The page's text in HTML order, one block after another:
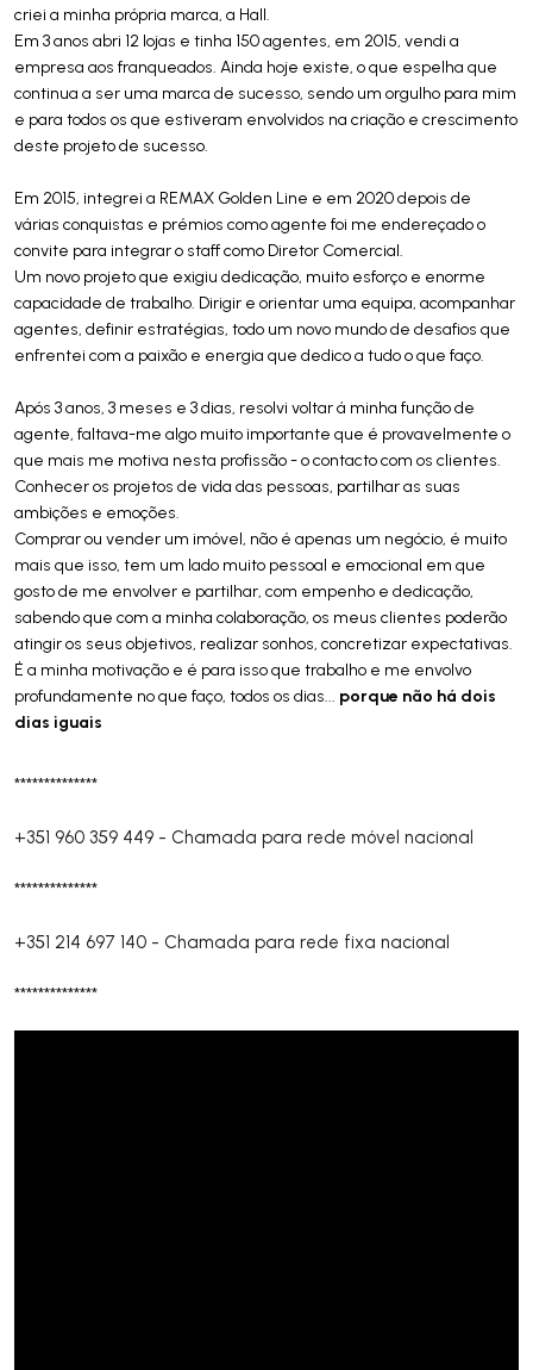
criei a minha própria marca, a Hall.
Em 3 anos abri 12 lojas e tinha 150 agentes, em 2015, vendi a
empresa aos franqueados. Ainda hoje existe, o que espelha que
continua a ser uma marca de sucesso, sendo um orgulho para mim
e para todos os que estiveram envolvidos na criação e crescimento
deste projeto de sucesso.
Em 2015, integrei a REMAX Golden Line e em 2020 depois de
várias conquistas e prémios como agente foi me endereçado o
convite para integrar o staff como Diretor Comercial.
Um novo projeto que exigiu dedicação, muito esforço e enorme
capacidade de trabalho. Dirigir e orientar uma equipa, acompanhar
agentes, definir estratégias, todo um novo mundo de desafios que
enfrentei com a paixão e energia que dedico a tudo o que faço.
Após 3 anos, 3 meses e 3 dias, resolvi voltar á minha função de
agente, faltava-me algo muito importante que é provavelmente o
que mais me motiva nesta profissão - o contacto com os clientes.
Conhecer os projetos de vida das pessoas, partilhar as suas
ambições e emoções.
Comprar ou vender um imóvel, não é apenas um negócio, é muito
mais que isso, tem um lado muito pessoal e emocional em que
gosto de me envolver e partilhar, com empenho e dedicação,
sabendo que com a minha colaboração, os meus clientes poderão
atingir os seus objetivos, realizar sonhos, concretizar expectativas.
É a minha motivação e é para isso que trabalho e me envolvo
profundamente no que faço, todos os dias... porque não há dois
dias iguais
**************
+351 960 359 449 - Chamada para rede móvel nacional
**************
+351 214 697 140 - Chamada para rede fixa nacional
**************